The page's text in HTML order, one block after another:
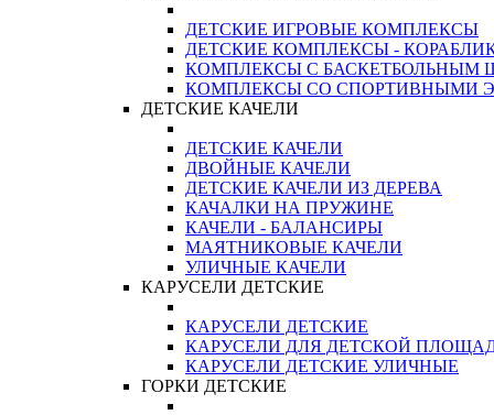
ДЕТСКИЕ ИГРОВЫЕ КОМПЛЕКСЫ
ДЕТСКИЕ КОМПЛЕКСЫ -
КОМПЛЕКСЫ С БАСКЕТБОЛЬНЫМ
КОМПЛЕКСЫ СО СПОРТИВНЫМИ
ДЕТСКИЕ КАЧЕЛИ
ДЕТСКИЕ КАЧЕЛИ
ДВОЙНЫЕ КАЧЕЛИ
ДЕТСКИЕ КАЧЕЛИ ИЗ ДЕРЕВА
КАЧАЛКИ НА ПРУЖИНЕ
КАЧЕЛИ - БАЛАНСИРЫ
МАЯТНИКОВЫЕ КАЧЕЛИ
УЛИЧНЫЕ КАЧЕЛИ
КАРУСЕЛИ ДЕТСКИЕ
КАРУСЕЛИ ДЕТСКИЕ
КАРУСЕЛИ ДЛЯ ДЕТСКОЙ
КАРУСЕЛИ ДЕТСКИЕ УЛИЧНЫЕ
ГОРКИ ДЕТСКИЕ